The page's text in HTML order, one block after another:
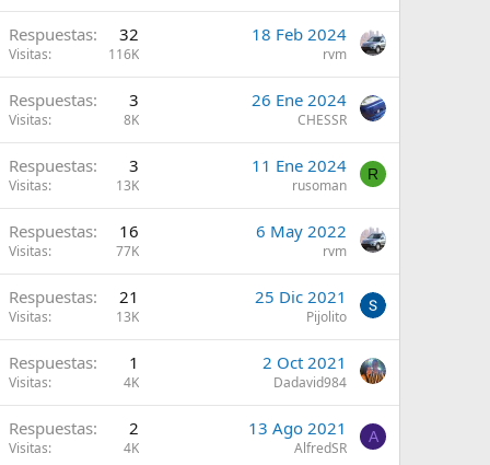
Respuestas 32
Visitas 116K
18 Feb 2024
rvm
Respuestas 3
Visitas 8K
26 Ene 2024
CHESSR
Respuestas 3
Visitas 13K
11 Ene 2024
rusoman
R
Respuestas 16
Visitas 77K
6 May 2022
rvm
Respuestas 21
Visitas 13K
25 Dic 2021
Pijolito
Respuestas 1
Visitas 4K
2 Oct 2021
Dadavid984
Respuestas 2
Visitas 4K
13 Ago 2021
AlfredSR
A